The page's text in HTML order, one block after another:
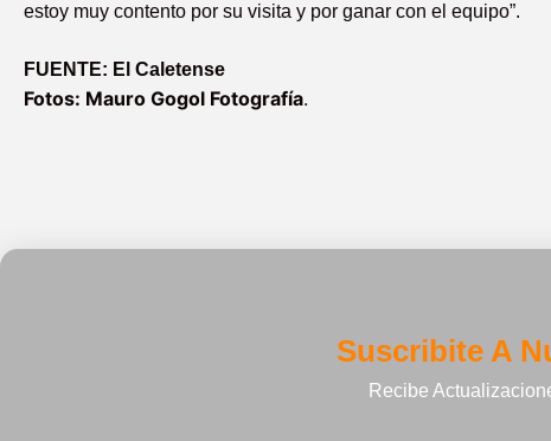
estoy muy contento por su visita y por ganar con el equipo”.
FUENTE: El Caletense
Fotos: Mauro Gogol Fotografía.
Suscribite A
Recibe